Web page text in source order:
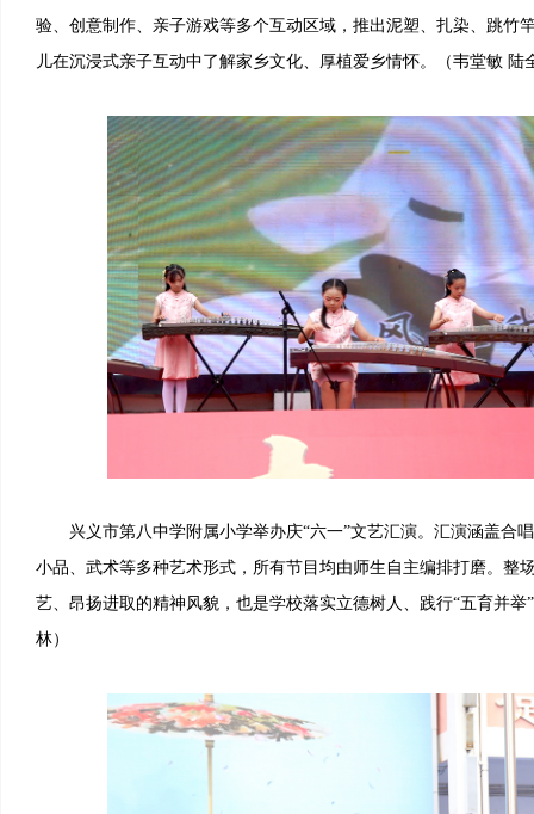
验、创意制作、亲子游戏等多个互动区域，推出泥塑、扎染、跳竹
儿在沉浸式亲子互动中了解家乡文化、厚植爱乡情怀。（韦堂敏 陆
兴义市第八中学附属小学举办庆“六一”文艺汇演。汇演涵盖合
小品、武术等多种艺术形式，所有节目均由师生自主编排打磨。整
艺、昂扬进取的精神风貌，也是学校落实立德树人、践行“五育并
林）